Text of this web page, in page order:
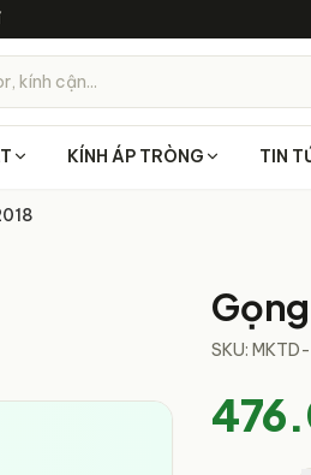
kính cận...
KÍNH ÁP TRÒNG TIN
SKU: